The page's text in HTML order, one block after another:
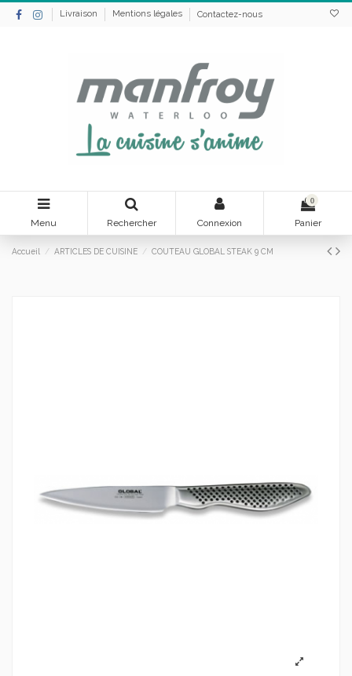
Livraison Mentions légales Contactez-nous
Menu Rechercher Connexion
0
Panier
Accueil ARTICLES DE CUISINE COUTEAU GLOBAL STEAK 9 CM